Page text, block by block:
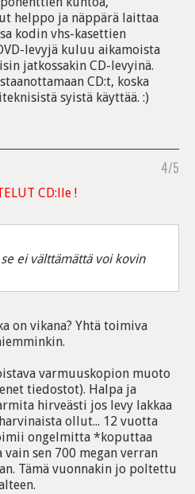
helppo ja näppärä laittaa
kodin vhs-kasettien
levyjä kuluu aikamoista
jatkossakin CD-levyinä.
CD:t, koska
syistä käyttää. :)
4/5
CD:lle !
ei välttämättä voi kovin
on vikana? Yhtä toimiva
varmuuskopion muoto
tiedostot). Halpa ja
hirveästi jos levy lakkaa
ollut... 12 vuotta
ongelmitta *koputtaa
sen 700 megan verran
Tämä vuonnakin jo poltettu